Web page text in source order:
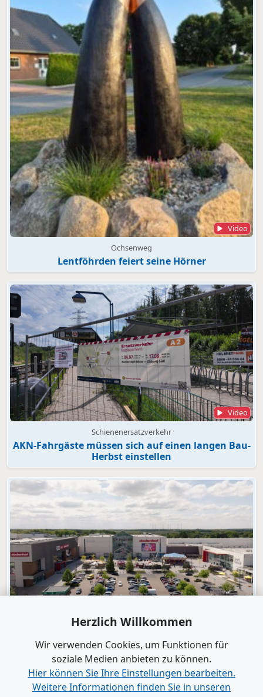
Video
Ochsenweg
Lentföhrden feiert seine Hörner
Video
Schienenersatzverkehr
AKN-Fahrgäste müssen sich auf einen langen Bau-
Herbst einstellen
dodenhof
dodenhof als Arbeitgeber in Kaltenkirchen
Alle Videos anzeigen
Herzlich Willkommen
Wir verwenden Cookies, um Funktionen für
soziale Medien anbieten zu können.
Hier können Sie Ihre Einstellungen bearbeiten.
Weitere Informationen finden Sie in unseren